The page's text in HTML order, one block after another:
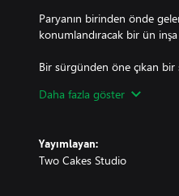
Paryanın birinden önde
konumlandıracak bir ün
Bir sürgünden öne çıkan bir
sırlarını açığa çıkarın.
Daha fazla göster
Yayımlayan:
Two Cakes Studio